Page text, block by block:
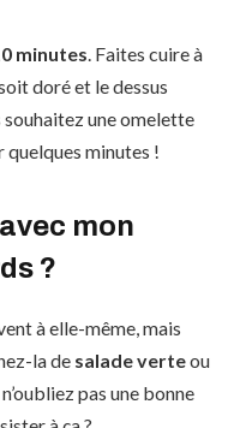
minutes . Faites cuire à
doré et le dessus
une omelette
quelques minutes !
mon
?
à elle-même, mais
la de salade verteou
n’oubliez pas une bonne